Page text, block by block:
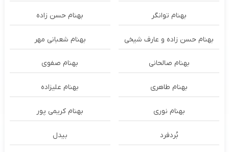
بهنام توانگر بهنام حسن زاده
بهنام حسن زاده و عارف شیخی بهنام شعبانی مهر
بهنام صالحانی بهنام صفوی
بهنام طاهری بهنام علیزاده
بهنام نوری بهنام کریمی پور
بُردفرد بیدل